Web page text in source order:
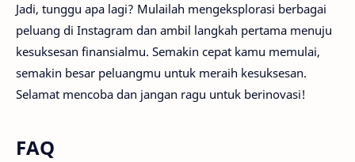
Jadi, tunggu apa lagi? Mulailah mengeksplorasi berbagai
peluang di Instagram dan ambil langkah pertama menuju
kesuksesan finansialmu. Semakin cepat kamu memulai,
semakin besar peluangmu untuk meraih kesuksesan.
Selamat mencoba dan jangan ragu untuk berinovasi!
FAQ